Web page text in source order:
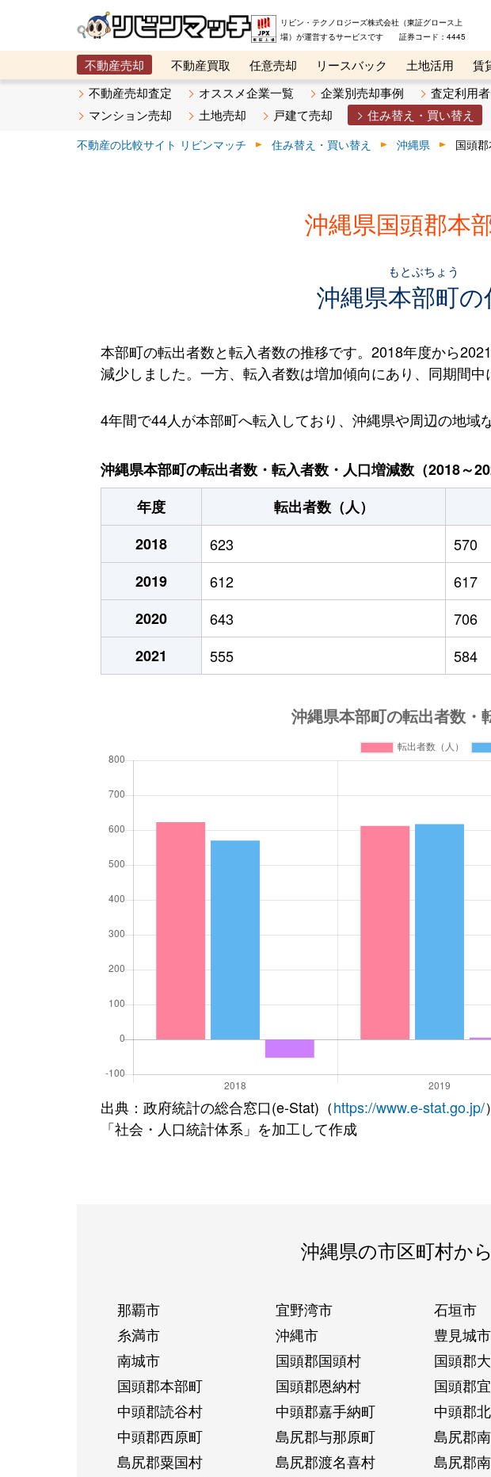
リビン・テクノロジーズ株式会社（東証グロース上
場）が運営するサービスです 証券コード：4445
不動産売却 不動産買取 任意売却 リースバック 土地活用 賃
メタ住宅展示場
ベスト不動産カンパニー オンライン講座 リビンマ
不動産売却査定 オススメ企業一覧 企業別売却事例 査定利用
マンション売却
土地売却 戸建て売却 住み替え・買い替え
不動産の比較サイト リビンマッチ 住み替え・買い替え 沖縄県 国頭
沖縄県国頭郡本
沖縄県本部町
もとぶちょう
の
本部町の転出者数と転入者数の推移です。2018年度から
減少しました。一方、転入者数は増加傾向にあり、同期間
4年間で44人が本部町へ転入しており、沖縄県や周辺の地域
沖縄県本部町の転出者数・転入者数・人口増減数（2018～
年度
転出者数（人）
2018
623 570
2019
612 617
2020
643 706
2021
555 584
出典：政府統計の総合窓口(e-Stat)（https://www.e-stat.go.jp/）
「社会・人口統計体系」を加工して作成
沖縄県の市区町村か
那覇市 宜野湾市 石垣市
糸満市
沖縄市 豊見城市
南城市
国頭郡国頭村 国頭郡
国頭郡本部町
国頭郡恩納村 国頭郡
中頭郡読谷村
中頭郡嘉手納町 中頭郡
中頭郡西原町
島尻郡与那原町 島尻郡
島尻郡粟国村
島尻郡渡名喜村 島尻郡